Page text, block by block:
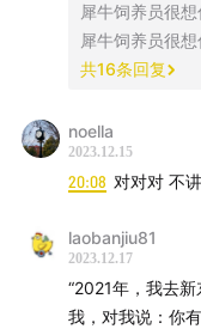
史炎老师新书上市啦
下单链接：
犀牛饲养员很想
犀牛饲养员很想
共16条回复
noella
2023.12.15
20:08 对对对 不
laobanjiu81
2023.12.17
“2021年，我去
我，对我说：你